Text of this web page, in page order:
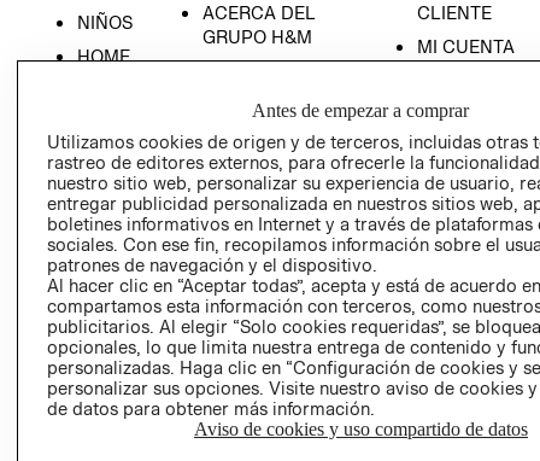
NIÑOS
HOME
ACERCA DEL
GRUPO H&M
RELACIÓN CON
INVERSIONISTAS
POLÍTICA
EMPRESARIAL
CLIENTE
MI CUENTA
TIENDAS
- RETIRO EN
TIENDA
TÉRMINOS Y
CONDICIONES
AVISO DE
PRIVACIDAD
GIFT CARD
AVISO DE
COOKIES
Antes de empezar a comprar
Utilizamos cookies de origen y de terceros, incluidas otras
rastreo de editores externos, para ofrecerle la
nuestro sitio web, personalizar su experiencia de usuario,
entregar publicidad personalizada en nuestros sitios web,
boletines informativos en Internet y a través de plataformas
sociales. Con ese fin, recopilamos información sobre el
patrones de navegación y el dispositivo.
Al hacer clic en “Aceptar todas”, acepta y está de acuerdo
compartamos esta información con terceros, como
publicitarios. Al elegir “Solo cookies requeridas”, se
opcionales, lo que limita nuestra entrega de contenido y
personalizadas. Haga clic en “Configuración de cookies y
personalizar sus opciones. Visite nuestro aviso de cookies
de datos para obtener más información.
Aviso de cookies y uso compartido de datos